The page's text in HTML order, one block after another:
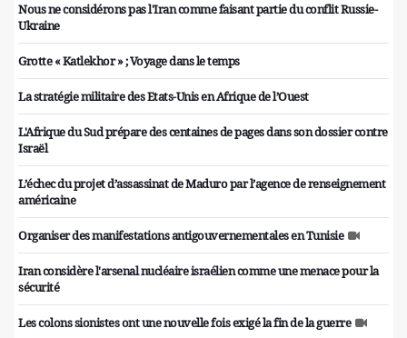
Nous ne considérons pas l'Iran comme faisant partie du conflit Russie-
Ukraine
Grotte « Katlekhor » ; Voyage dans le temps
La stratégie militaire des Etats-Unis en Afrique de l’Ouest
L'Afrique du Sud prépare des centaines de pages dans son dossier contre
Israël
L’échec du projet d’assassinat de Maduro par l’agence de renseignement
américaine
Organiser des manifestations antigouvernementales en Tunisie
Iran considère l'arsenal nucléaire israélien comme une menace pour la
sécurité
Les colons sionistes ont une nouvelle fois exigé la fin de la guerre